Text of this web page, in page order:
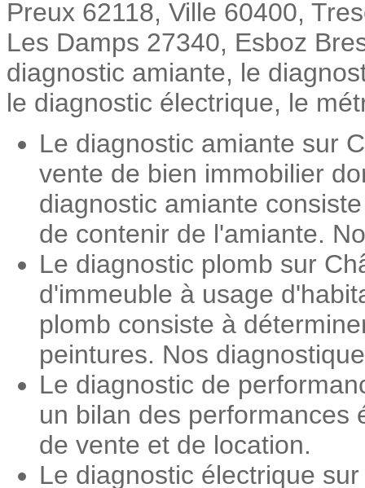
Preux 62118, Ville 60400,
Les Damps 27340, Esboz
diagnostic amiante, le
le diagnostic électrique, le
Le diagnostic amiante sur
vente de bien immobilier
diagnostic amiante
de contenir de l'amiante.
Le diagnostic plomb sur
d'immeuble à usage
plomb consiste à
peintures. Nos
Le diagnostic de
un bilan des performances
de vente et de location.
Le diagnostic électrique